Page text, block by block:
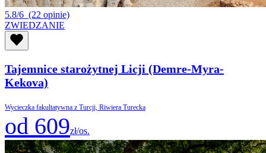
5.8/6 (22 opinie)
ZWIEDZANIE
Tajemnice starożytnej Licji (Demre-Myra-
Kekova)
Wycieczka fakultatywna z Turcji, Riwiera Turecka
od 609zł/os.